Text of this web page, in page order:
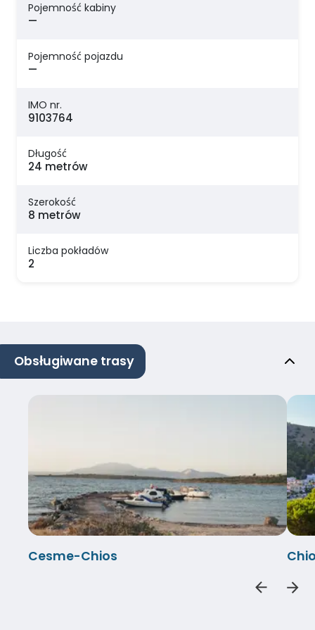
Pojemność kabiny
—
Pojemność pojazdu
—
IMO nr.
9103764
Długość
24 metrów
Szerokość
8 metrów
Liczba pokładów
2
Obsługiwane trasy
Cesme-Chios